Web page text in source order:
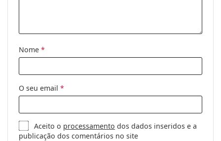
Nome *
O seu email *
Aceito o processamento dos dados inseridos e a
publicação dos comentários no site